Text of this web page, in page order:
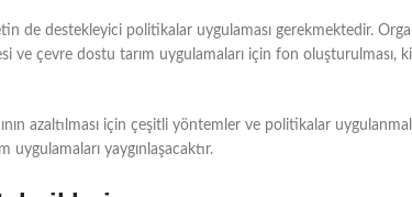
de destekleyici politikalar uygulaması gerekmektedir.
ve çevre dostu tarım uygulamaları için fon oluşturulması,
azaltılması için çeşitli yöntemler ve politikalar
uygulamaları yaygınlaşacaktır.